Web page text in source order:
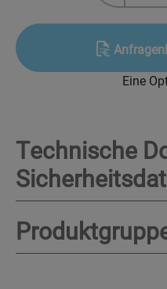
quantity
Eine
Technische